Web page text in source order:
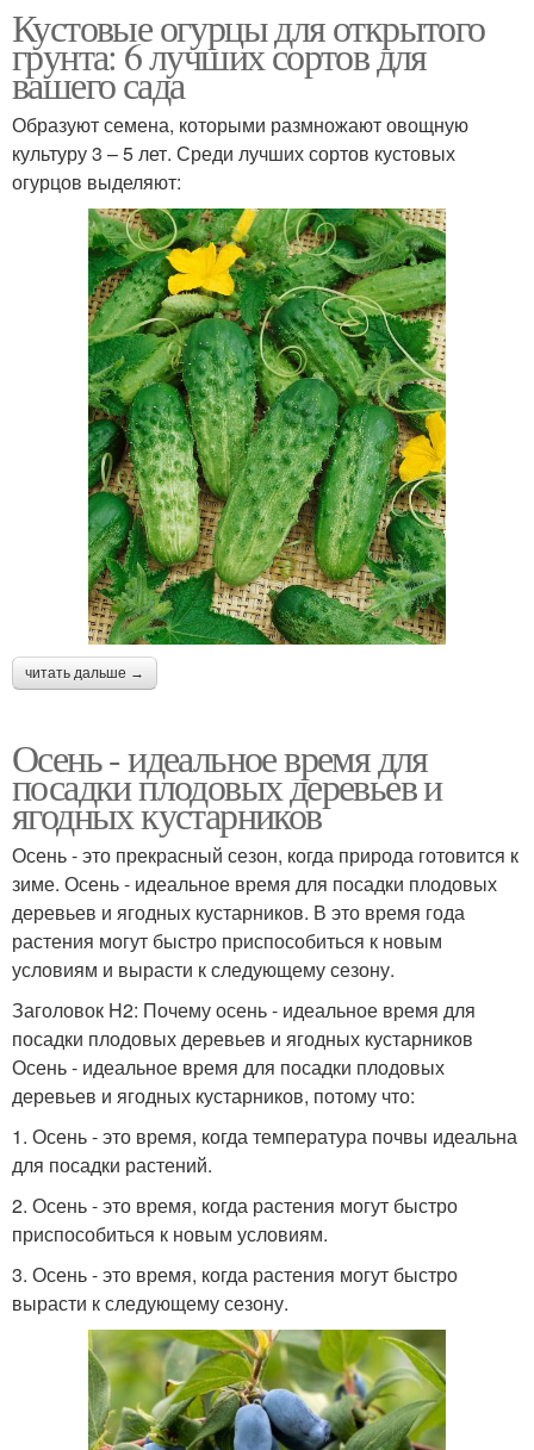
Кустовые огурцы для открытого
грунта: 6 лучших сортов для
вашего сада
Образуют семена, которыми размножают овощную
культуру 3 – 5 лет. Среди лучших сортов кустовых
огурцов выделяют:
читать дальше →
Осень - идеальное время для
посадки плодовых деревьев и
ягодных кустарников
Осень - это прекрасный сезон, когда природа готовится к
зиме. Осень - идеальное время для посадки плодовых
деревьев и ягодных кустарников. В это время года
растения могут быстро приспособиться к новым
условиям и вырасти к следующему сезону.
Заголовок H2: Почему осень - идеальное время для
посадки плодовых деревьев и ягодных кустарников
Осень - идеальное время для посадки плодовых
деревьев и ягодных кустарников, потому что:
1. Осень - это время, когда температура почвы идеальна
для посадки растений.
2. Осень - это время, когда растения могут быстро
приспособиться к новым условиям.
3. Осень - это время, когда растения могут быстро
вырасти к следующему сезону.